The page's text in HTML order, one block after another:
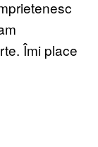
Îmi place